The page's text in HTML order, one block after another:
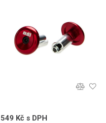
549 Kč s DPH